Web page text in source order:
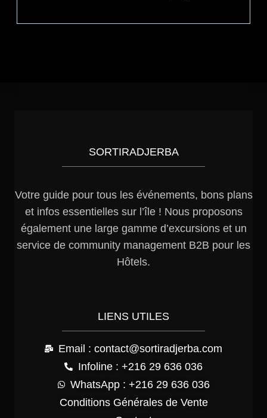
SORTIRADJERBA
Votre guide pour tous les événements, bons plans
et infos essentielles sur l’île ! Nous proposons
également une large gamme d’excursions et un
service de community management B2B pour les
Hôtels.
LIENS UTILES
Email : contact@sortiradjerba.com
Infoline : +216 29 636 036
WhatsApp : +216 29 636 036
Conditions Générales de Vente